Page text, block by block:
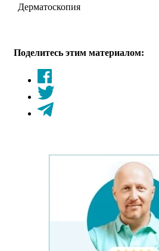
Дерматоскопия
Поделитесь этим материалом: